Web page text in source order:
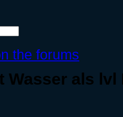
the forums
Wasser als